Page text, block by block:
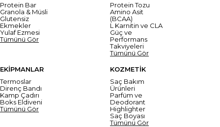
Protein Bar
Granola & Müsli
Glutensiz
Ekmekler
Yulaf Ezmesi
Tümünü Gör
Protein Tozu
Amino Asit
(BCAA)
L Karnitin ve CLA
Güç ve
Performans
Takviyeleri
Tümünü Gör
EKİPMANLAR
Termoslar
Direnç Bandı
Kamp Çadırı
Boks Eldiveni
Tümünü Gör
KOZMETİK
Saç Bakım
Ürünleri
Parfüm ve
Deodorant
Highlighter
Saç Boyası
Tümünü Gör